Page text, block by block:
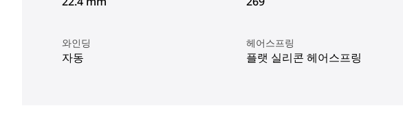
와인딩
자동
헤어스프링
플랫 실리콘 헤어스프링